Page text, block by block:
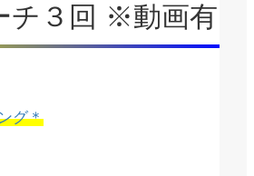
チ３回 ※動画有
グ＊